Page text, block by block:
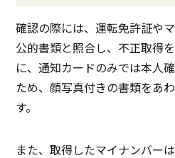
確認の際には、運転免許証や
公的書類と照合し、不正取得
に、通知カードのみでは本人
ため、顔写真付きの書類をあ
す。
また、取得したマイナンバー